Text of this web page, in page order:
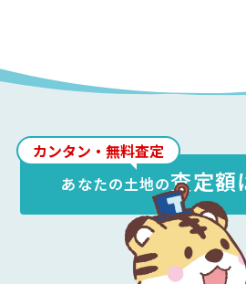
カンタン・無料査定
あなたの土地の査定額